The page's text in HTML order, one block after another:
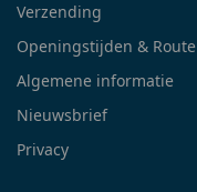
Verzending
Openingstijden & Route
Algemene informatie
Nieuwsbrief
Privacy